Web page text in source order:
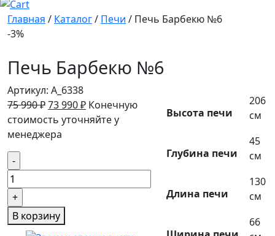
Главная / Каталог/ Печи / Печь Барбекю №6
-3%
Печь Барбекю №6
Артикул: A_6338
75 990₽Первоначальная
цена
составляла
73 990₽Текущая
цена:
Конечную
стоимость уточняйте у
менеджера
Количество
товара
Печь
Барбекю
№6
В корзину
Высота печи
206
см
Глубина печи
45
см
Длина печи
130
см
66